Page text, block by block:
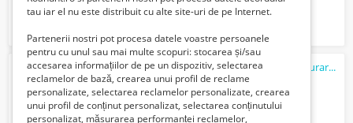
Toyota Avensis stare excelenta ITP si asigurare facute in martie 2026
2350 Euro €
tau iar el nu este distribuit cu alte site-uri de pe Internet.
Partenerii nostri pot procesa datele voastre persoanele
pentru cu unul sau mai multe scopuri: stocarea și/sau
accesarea informațiilor de pe un dispozitiv, selectarea
reclamelor de bază, crearea unui profil de reclame
personalizate, selectarea reclamelor personalizate, crearea
unui profil de conținut personalizat, selectarea conținutului
personalizat, măsurarea performanței reclamelor,